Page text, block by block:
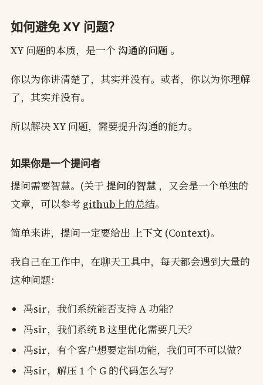
如何避免 XY 问题？
XY 问题的本质，是一个 沟通的问题 。
你以为你讲清楚了，其实并没有。或者，你以为你理解
了，其实并没有。
所以解决 XY 问题，需要提升沟通的能力。
如果你是一个提问者
提问需要智慧。(关于 提问的智慧 ，又会是一个单独的
文章，可以参考 github上的总结。
简单来讲，提问一定要给出 上下文 (Context)。
我自己在工作中，在聊天工具中，每天都会遇到大量的
这种问题：
冯sir，我们系统能否支持 A 功能？
冯sir，我们系统 B 这里优化需要几天？
冯sir，有个客户想要定制功能，我们可不可以做？
冯sir，解压 1 个 G 的代码怎么写？